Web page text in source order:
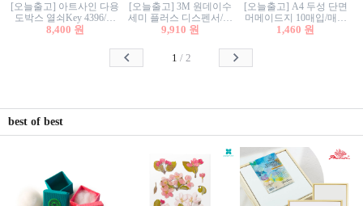
[오늘출고] 아트사인 다용
도박스 열쇠Key 4396/투
표함/건의함/모금함/응모
8,400 원
[오늘출고] 3M 원데이수
세미 플러스 디스펜서/소
프트수세미5매+강력수세
9,910 원
[오늘출고] A4 두성 단면
머메이드지 10매입/매직
터치/색지/색상지/색복사
칼라색지/고급복사지
1,460 원
1 / 2
best of best